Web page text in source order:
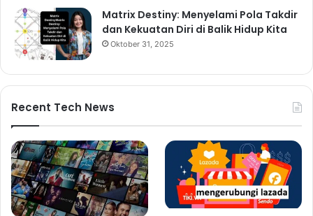
Matrix Destiny: Menyelami Pola Takdir
dan Kekuatan Diri di Balik Hidup Kita
Oktober 31, 2025
Recent Tech News